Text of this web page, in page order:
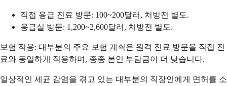
직접 응급 진료 방문: 100~200달러, 처방전 별도.
응급실 방문: 1,200~2,600달러, 처방전 별도.
보험 적용: 대부분의 주요 보험 계획은 원격 진료 방문을 직접 진
료와 동일하게 적용하며, 종종 본인 부담금이 더 낮습니다.
일상적인 세균 감염을 겪고 있는 대부분의 직장인에게 면허를 소